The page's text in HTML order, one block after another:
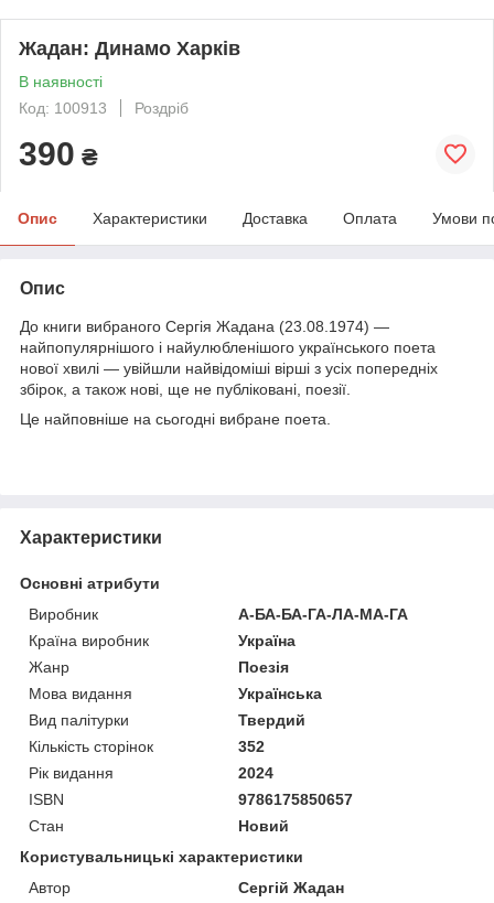
Жадан: Динамо Харків
В наявності
Код: 100913
Роздріб
390 ₴
Опис Характеристики Доставка Оплата Умови
Опис
До книги вибраного Сергія Жадана (23.08.1974) —
найпопулярнішого і найулюбленішого українського поета
нової хвилі — увійшли найвідоміші вірші з усіх попередніх
збірок, а також нові, ще не публіковані, поезії.
Це найповніше на сьогодні вибране поета.
Характеристики
Основні атрибути
Виробник
А-БА-БА-ГА-ЛА-МА-ГА
Країна виробник
Україна
Жанр
Поезія
Мова видання
Українська
Вид палітурки
Твердий
Кількість сторінок
352
Рік видання
2024
ISBN
9786175850657
Стан
Новий
Користувальницькі характеристики
Автор
Сергій Жадан